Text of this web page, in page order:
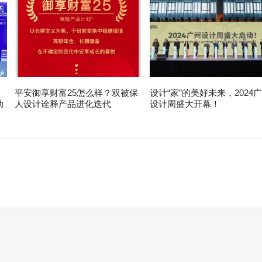
平安御享财富25怎么样？双被保
人设计诠释产品进化迭代
设计“家”的美好未来，2024
设计周盛大开幕！